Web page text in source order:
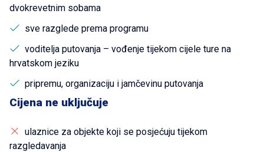
dvokrevetnim sobama
sve razglede prema programu
voditelja putovanja – vođenje tijekom cijele ture na
hrvatskom jeziku
pripremu, organizaciju i jamčevinu putovanja
Cijena ne uključuje
ulaznice za objekte koji se posjećuju tijekom
razgledavanja